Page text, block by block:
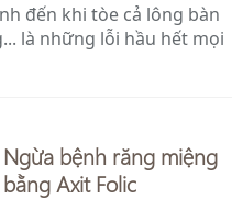
đến khi tòe cả lông bàn
là những lỗi hầu hết mọi
Ngừa bệnh răng miệng
bằng Axit Folic